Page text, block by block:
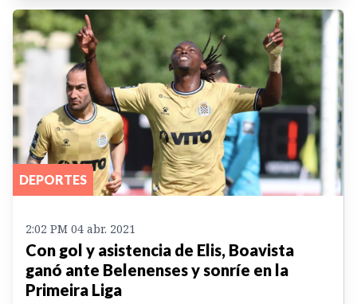
DEPORTES
2:02 PM 04 abr. 2021
Con gol y asistencia de Elis, Boavista
ganó ante Belenenses y sonríe en la
Primeira Liga